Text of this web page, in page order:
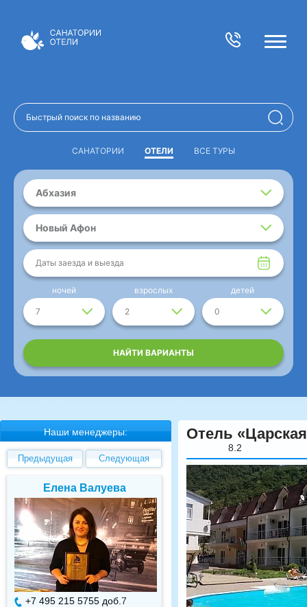
САНАТОРИИ ОТЕЛИ ВСЕ ТУРЫ
Абхазия
Новый Афон
Даты заезда и выезда
7
ночей
2
взрослых
0
детей
НАЙТИ ВАРИАНТЫ
Наши менеджеры:
Предыдущая Следующая
Елена Валуева
+7 495 215 5755 доб. 7
Светлана
+7 495 215 5755 доб.
Отель
8.2